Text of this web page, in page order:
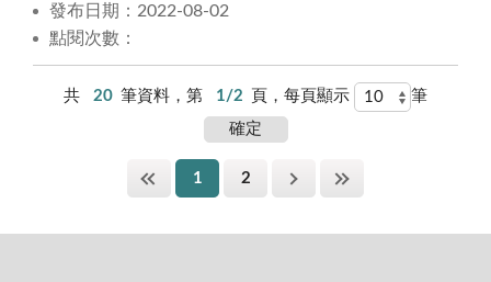
發布日期：2022-08-02
點閱次數：
共 20 筆資料，第 1/2 頁，每頁顯示 筆
1 2